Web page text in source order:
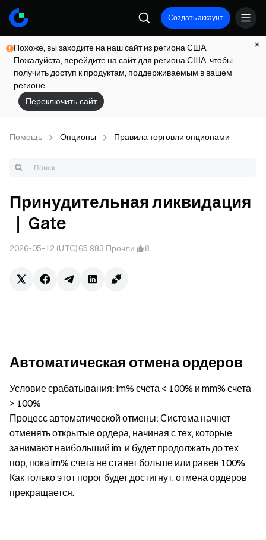
Создать аккаунт
Похоже, вы заходите на наш сайт из региона США.
Пожалуйста, перейдите на сайт для региона США, чтобы
получить доступ к продуктам, поддерживаемым в вашем
регионе.
Переключить сайт
Помощь Опционы Правила торговли опционами
Принудительная ликвидация
｜ Gate
2026-05-12 (UTC)65 983 Прочли 8
Автоматическая отмена ордеров
Условие срабатывания: im% счета < 100% и mm% счета
> 100%
Процесс автоматической отмены: Система начнет
отменять открытые ордера, начиная с тех, которые
занимают наибольший im, и будет продолжать до тех
пор, пока im% счета не станет больше или равен 100%.
Как только этот порог будет достигнут, отмена ордеров
прекращается.